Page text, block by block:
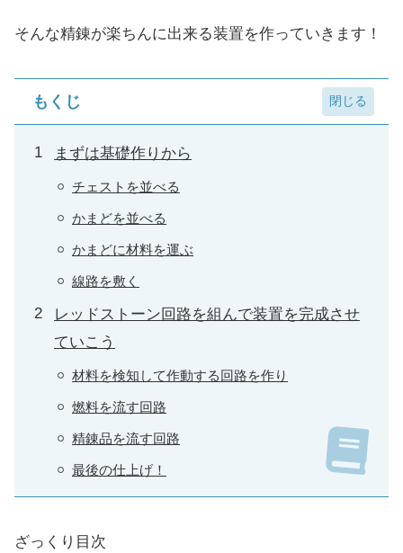
そんな精錬が楽ちんに出来る装置を作っていきます！
もくじ
まずは基礎作りから
チェストを並べる
かまどを並べる
かまどに材料を運ぶ
線路を敷く
レッドストーン回路を組んで装置を完成させ
ていこう
材料を検知して作動する回路を作り
燃料を流す回路
精錬品を流す回路
最後の仕上げ！
ざっくり目次